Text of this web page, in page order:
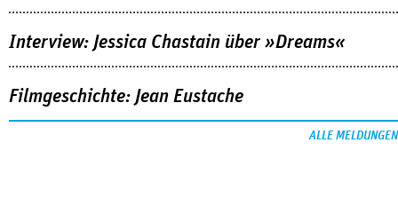
Interview: Jessica Chastain über »Dreams«
Filmgeschichte: Jean Eustache
ALLE MELDUNGEN